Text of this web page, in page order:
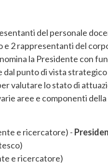
del personale
2 rappresentanti del
la Presidente con
punto di vista strategico
valutare lo stato di
aree e componenti della
e ricercatore) -
e ricercatore)